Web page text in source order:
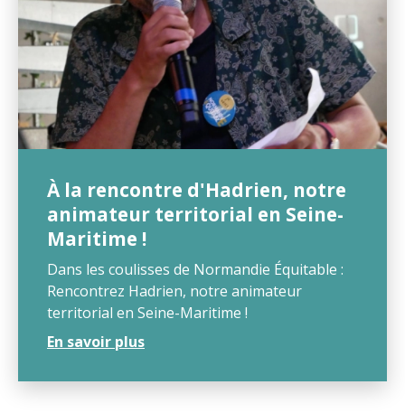
À la rencontre d'Hadrien, notre
animateur territorial en Seine-
Maritime !
Dans les coulisses de Normandie Équitable :
Rencontrez Hadrien, notre animateur
territorial en Seine-Maritime !
En savoir plus